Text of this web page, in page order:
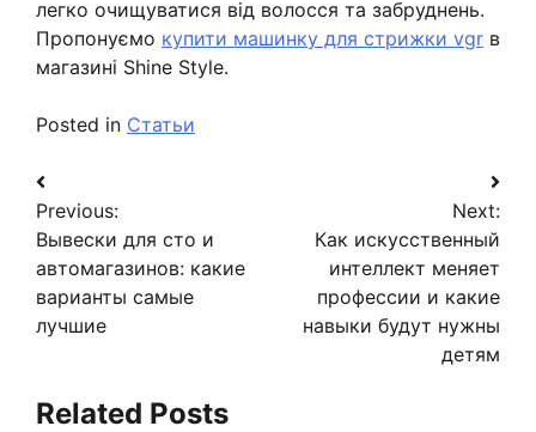
легко очищуватися від волосся та забруднень.
Пропонуємо купити машинку для стрижки vgr в
магазині Shine Style.
Posted in Статьи
Навигация
по
записям
Previous:
Вывески для сто и
автомагазинов: какие
варианты самые
лучшие
Next:
Как искусственный
интеллект меняет
профессии и какие
навыки будут нужны
детям
Related Posts